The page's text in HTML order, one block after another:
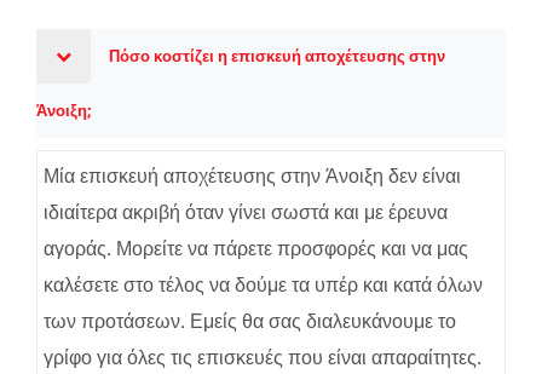
Πόσο κοστίζει η επισκευή αποχέτευσης στην
Άνοιξη;
Μία επισκευή αποχέτευσης στην Άνοιξη δεν είναι
ιδιαίτερα ακριβή όταν γίνει σωστά και με έρευνα
αγοράς. Μορείτε να πάρετε προσφορές και να μας
καλέσετε στο τέλος να δούμε τα υπέρ και κατά όλων
των προτάσεων. Εμείς θα σας διαλευκάνουμε το
γρίφο για όλες τις επισκευές που είναι απαραίτητες.